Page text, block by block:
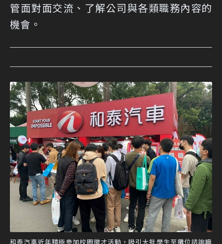
管面對面交流、了解公司與各類職務內容的
機會。
和泰汽車近年積極參加校園徵才活動，吸引大批學生至攤位諮詢職